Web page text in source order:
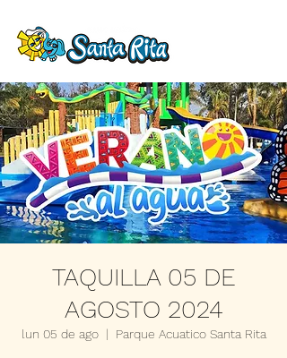
TAQUILLA 05 DE
AGOSTO 2024
lun 05 de ago
  |
Parque Acuatico Santa Rita